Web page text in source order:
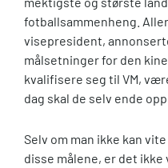
fotballsammenheng.
visepresident,
målsetninger for den
kvalifisere seg til VM,
dag skal de selv ende
Selv om man ikke kan
disse målene, er det